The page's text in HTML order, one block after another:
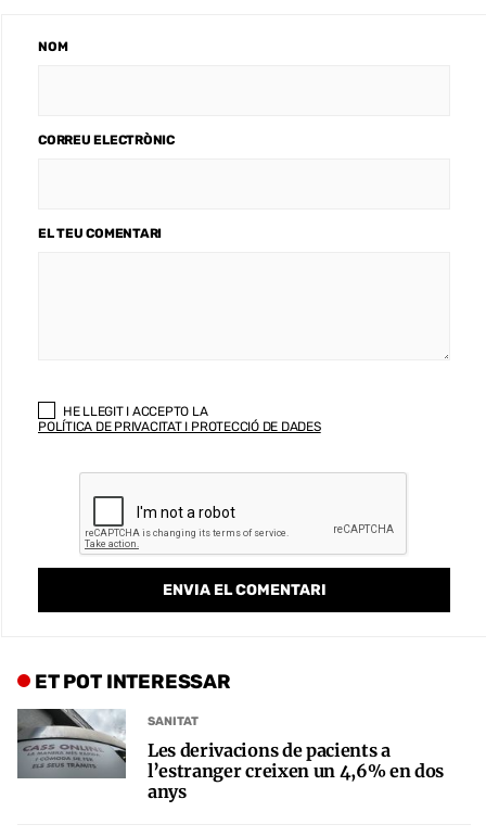
NOM
CORREU ELECTRÒNIC
EL TEU COMENTARI
HE LLEGIT I ACCEPTO LA
POLÍTICA DE PRIVACITAT I PROTECCIÓ DE DADES
ET POT INTERESSAR
SANITAT
Les derivacions de pacients a
l’estranger creixen un 4,6% en dos
anys